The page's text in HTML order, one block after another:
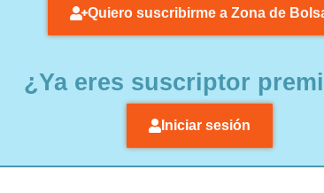
Quiero suscribirme a Zona de
¿Ya eres suscriptor
Iniciar sesión